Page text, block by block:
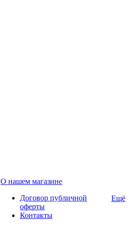
О нашем магазине
Договор публичной
оферты
Контакты
Ещё